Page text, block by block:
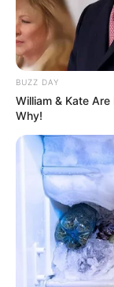
Digər
BUZZ DAY
William & Kate
Why!